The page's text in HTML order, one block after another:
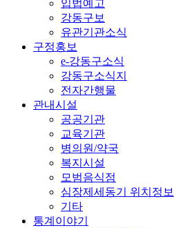
입법예고
강동구보
유관기관소식
구정홍보
e-강동구소식
강동구소식지
전자간행물
관내시설
공공기관
교육기관
병의원/약국
복지시설
모범음식점
심장제세동기 위치정보
기타
통계이야기